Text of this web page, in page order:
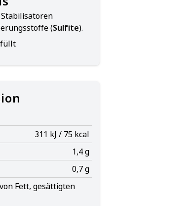
Stabilisatoren
(Sulfite).
311 kJ / 75 kcal
1,4 g
0,7 g
Fett, gesättigten